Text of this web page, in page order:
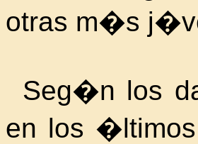
otras m�s
Seg�n los
en los